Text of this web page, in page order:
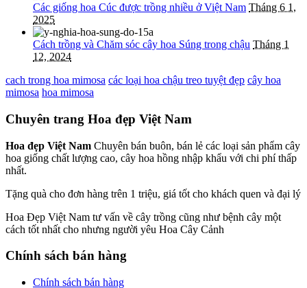
Các giống hoa Cúc được trồng nhiều ở Việt Nam Tháng 6 1,
2025
Cách trồng và Chăm sóc cây hoa Súng trong chậu Tháng 1
12, 2024
cach trong hoa mimosa các loại hoa chậu treo tuyệt đẹp cây hoa
mimosa hoa mimosa
Chuyên trang Hoa đẹp Việt Nam
Hoa đẹp Việt Nam Chuyên bán buôn, bán lẻ các loại sản phẩm cây
hoa giống chất lượng cao, cây hoa hồng nhập khẩu với chi phí thấp
nhất.
Tặng quà cho đơn hàng trên 1 triệu, giá tốt cho khách quen và đại lý
Hoa Đẹp Việt Nam tư vấn về cây trồng cũng như bệnh cây một
cách tốt nhất cho nhưng người yêu Hoa Cây Cảnh
Chính sách bán hàng
Chính sách bán hàng